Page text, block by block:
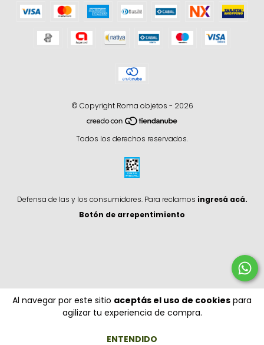
Al navegar por este sitio aceptás el uso de cookies para
agilizar tu experiencia de compra.
ENTENDIDO
© Copyright Roma objetos - 2026
Todos los derechos reservados.
Defensa de las y los consumidores. Para reclamos ingresá acá.
Botón de arrepentimiento